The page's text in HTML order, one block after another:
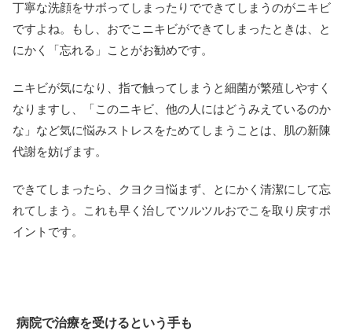
丁寧な洗顔をサボってしまったりでできてしまうのがニキビ
ですよね。もし、おでこニキビができてしまったときは、と
にかく「忘れる」ことがお勧めです。
ニキビが気になり、指で触ってしまうと細菌が繁殖しやすく
なりますし、「このニキビ、他の人にはどうみえているのか
な」など気に悩みストレスをためてしまうことは、肌の新陳
代謝を妨げます。
できてしまったら、クヨクヨ悩まず、とにかく清潔にして忘
れてしまう。これも早く治してツルツルおでこを取り戻すポ
イントです。
病院で治療を受けるという手も